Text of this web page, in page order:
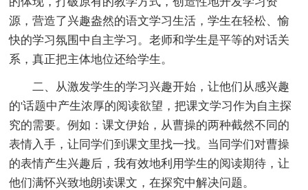
源，营造了兴趣盎然的语文学习生活，学生在轻松、愉
快的学习氛围中自主学习。老师和学生是平等的对话关
系，真正把主体地位还给学生。
二、从激发学生的学习兴趣开始，让他们从感兴趣
的'话题中产生浓厚的阅读欲望，把课文学习作为自主探
究的需要。例如：课文伊始，从曹操的两种截然不同的
表情入手，让同学们到课文里找一找。当同学们对曹操
的表情产生兴趣后，我有效地利用学生的阅读期待，让
他们满怀兴致地朗读课文，在探究中解决问题。